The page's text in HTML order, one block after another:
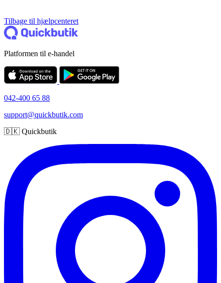
Tilbage til hjælpcenteret
Platformen til e-handel
042-400 65 88
support@quickbutik.com
🇩🇰 Quickbutik